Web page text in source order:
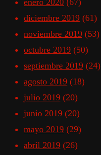
diciembre 2019 (61)
noviembre 2019 (53)
octubre 2019 (50)
septiembre 2019 (24)
agosto 2019 (18)
julio 2019 (20)
junio 2019 (20)
mayo 2019 (29)
abril 2019 (26)